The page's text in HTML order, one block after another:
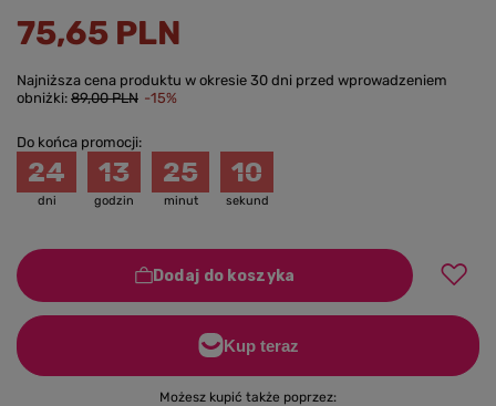
75,65 PLN
Najniższa cena produktu w okresie 30 dni przed wprowadzeniem
obniżki: 89,00 PLN -15%
Do końca promocji:
dni
24
godzin
13
minut
25
sekund
10
Dodaj do koszyka
Możesz kupić także poprzez: